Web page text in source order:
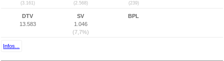
(3.161) (2.568) (239)
DTV
13.583
SV
1.046
(7,7%)
BPL
Infos...